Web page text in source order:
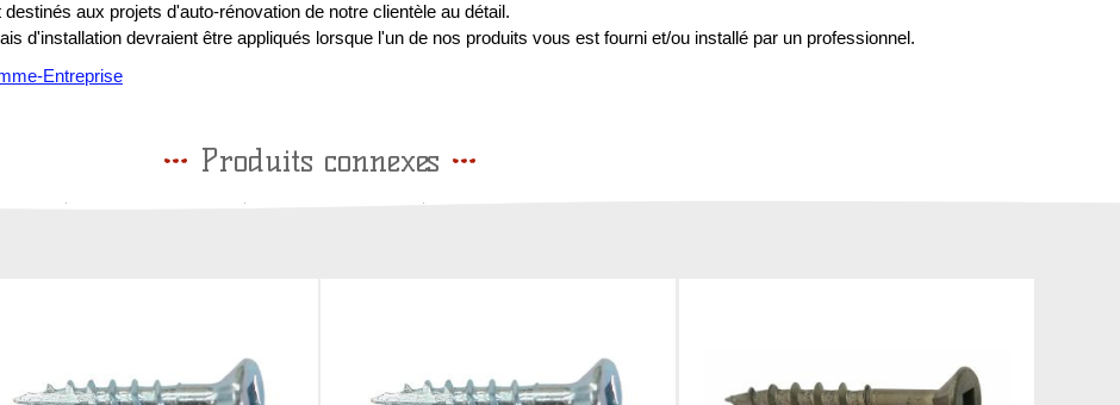
aux projets d'auto-rénovation de notre clientèle au détail.
d'installation devraient être appliqués lorsque l'un de nos produits vous est fourni et/ou installé par un professionnel.
Entreprise
Produits connexes